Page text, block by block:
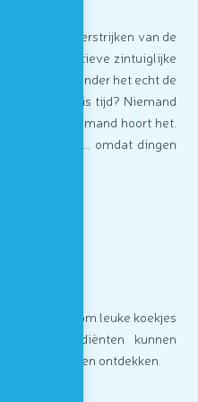
van het verstrijken van de
een interactieve zintuiglijke
tijd over, zonder het echt de
Maar wat is tijd? Niemand
het aan, niemand hoort het.
van de tijd... omdat dingen
gebruikt om leuke koekjes
ingrediënten kunnen
enkele kunnen ontdekken.